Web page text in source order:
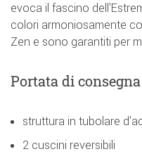
evoca il fascino
colori armoniosamente
Zen e sono garantiti per
Portata di consegna
struttura in tubolare
2 cuscini reversibili